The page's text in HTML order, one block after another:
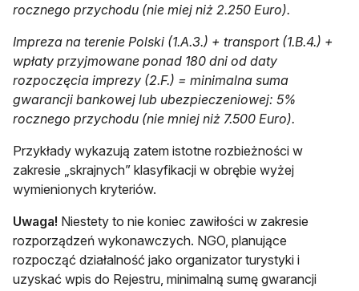
rocznego przychodu (nie miej niż 2.250 Euro).
Impreza na terenie Polski (1.A.3.) + transport (1.B.4.) +
wpłaty przyjmowane ponad 180 dni od daty
rozpoczęcia imprezy (2.F.) = minimalna suma
gwarancji bankowej lub ubezpieczeniowej: 5%
rocznego przychodu (nie mniej niż 7.500 Euro).
Przykłady wykazują zatem istotne rozbieżności w
zakresie „skrajnych” klasyfikacji w obrębie wyżej
wymienionych kryteriów.
Uwaga! Niestety to nie koniec zawiłości w zakresie
rozporządzeń wykonawczych. NGO, planujące
rozpocząć działalność jako organizator turystyki i
uzyskać wpis do Rejestru, minimalną sumę gwarancji